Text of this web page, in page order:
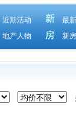
近期活动
地产人物
最
新